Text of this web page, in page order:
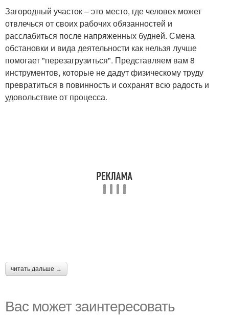
Загородный участок – это место, где человек может
отвлечься от своих рабочих обязанностей и
расслабиться после напряженных будней. Смена
обстановки и вида деятельности как нельзя лучше
помогает "перезагрузиться". Представляем вам 8
инструментов, которые не дадут физическому труду
превратиться в повинность и сохранят всю радость и
удовольствие от процесса.
читать дальше →
Вас может заинтересовать